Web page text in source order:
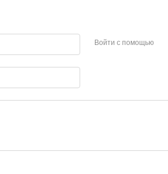
Войти с помощью